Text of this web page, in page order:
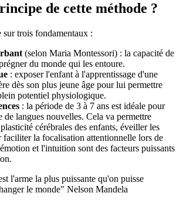
de cette méthode ?
sur trois fondamentaux :
(selon Maria Montessori) : la capacité de
du monde qui les entoure.
: exposer l'enfant à l'apprentissage d'une
dès son plus jeune âge pour lui permettre
potentiel physiologique.
: la période de 3 à 7 ans est idéale pour
de langues nouvelles. Cela va permettre
cérébrales des enfants, éveiller les
faciliter la focalisation attentionnelle lors de
et l'intuition sont des facteurs puissants
l'arme la plus puissante qu'on puisse
le monde" Nelson Mandela